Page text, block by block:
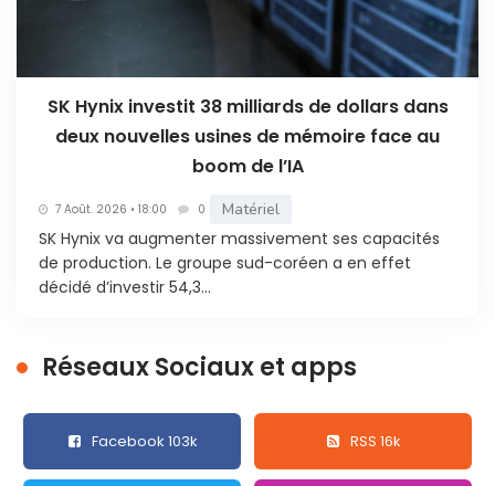
SK Hynix investit 38 milliards de dollars dans
deux nouvelles usines de mémoire face au
boom de l’IA
7 Août. 2026 • 18:00 0 Matériel
SK Hynix va augmenter massivement ses capacités
de production. Le groupe sud-coréen a en effet
décidé d’investir 54,3...
Réseaux Sociaux et apps
Facebook 103k RSS 16k